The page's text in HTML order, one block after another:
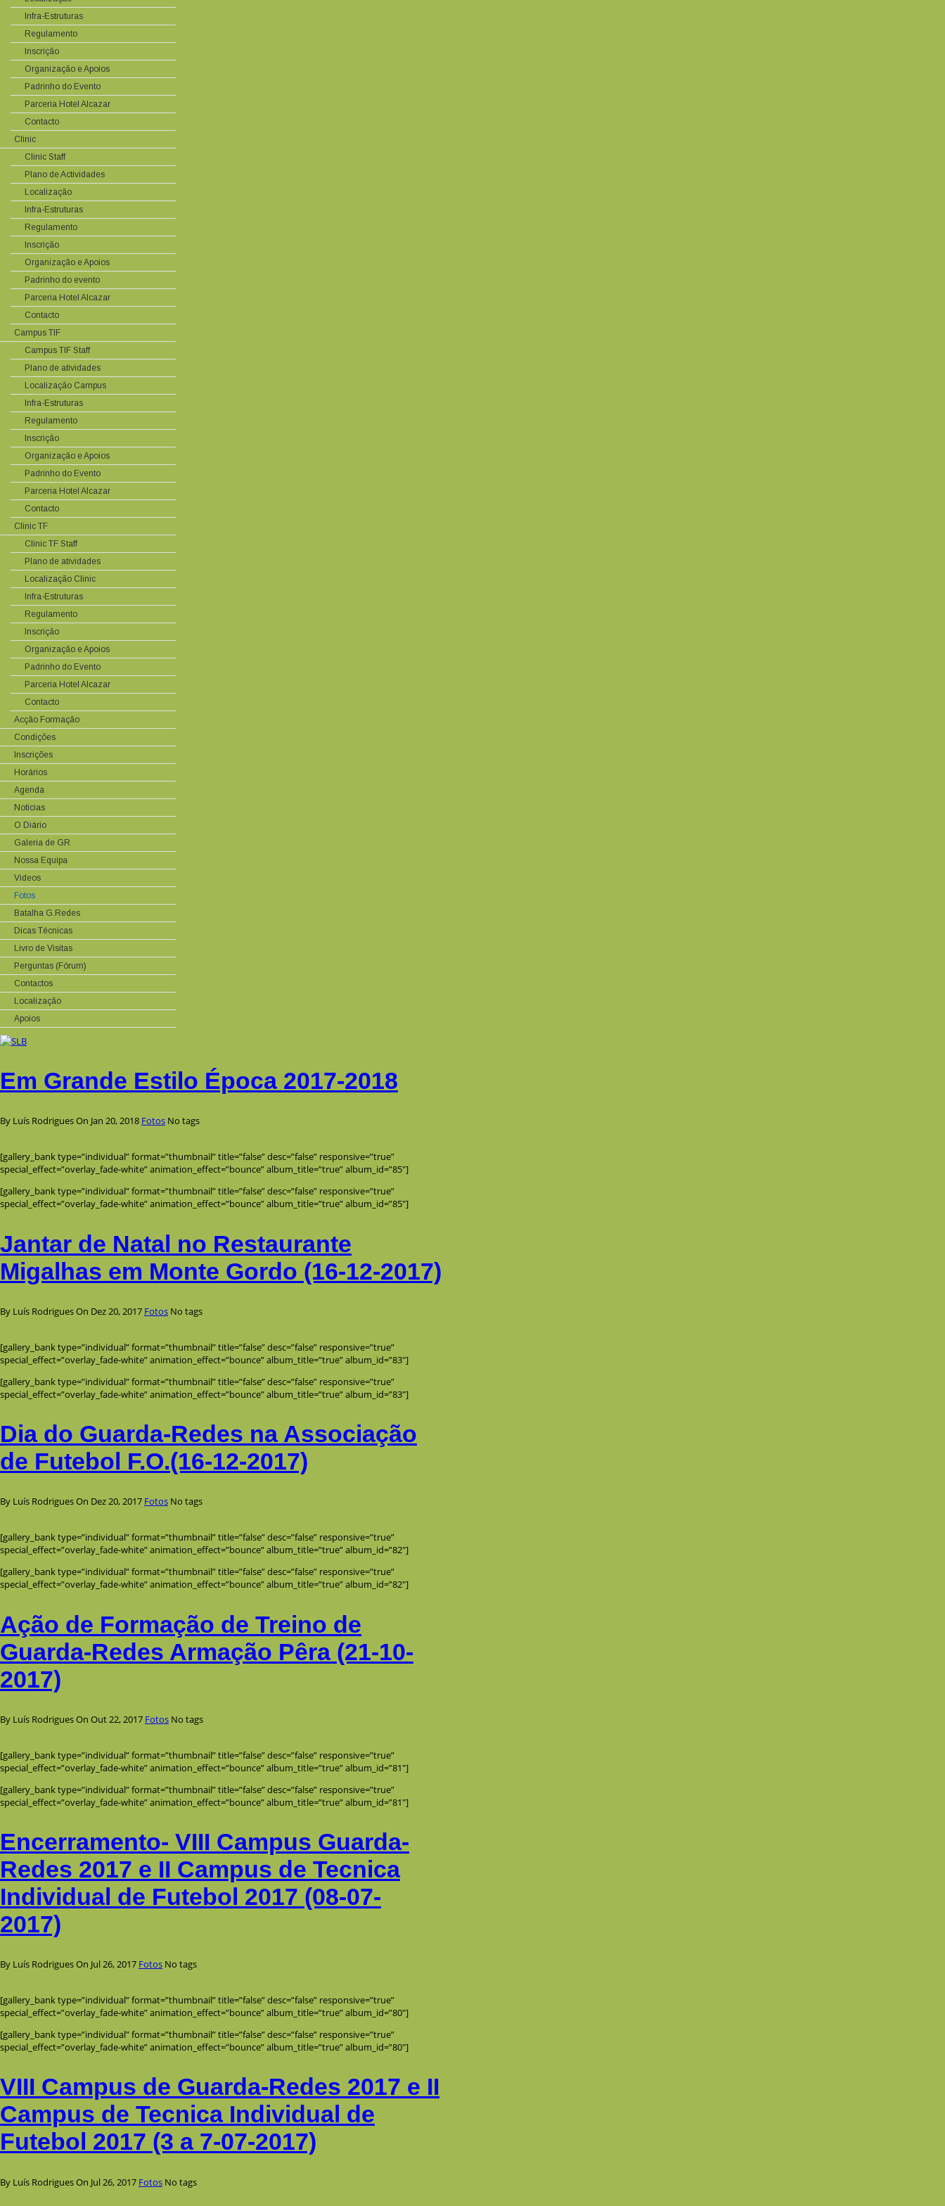
Infra-Estruturas
Regulamento
Inscrição
Organização e Apoios
Padrinho do Evento
Parceria Hotel Alcazar
Contacto
Clinic
Clinic Staff
Plano de Actividades
Localização
Infra-Estruturas
Regulamento
Inscrição
Organização e Apoios
Padrinho do evento
Parceria Hotel Alcazar
Contacto
Campus TIF
Campus TIF Staff
Plano de atividades
Localização Campus
Infra-Estruturas
Regulamento
Inscrição
Organização e Apoios
Padrinho do Evento
Parceria Hotel Alcazar
Contacto
Clinic TF
Clinic TF Staff
Plano de atividades
Localização Clinic
Infra-Estruturas
Regulamento
Inscrição
Organização e Apoios
Padrinho do Evento
Parceria Hotel Alcazar
Contacto
Acção Formação
Condições
Inscrições
Horários
Agenda
Notícias
O Diário
Galeria de GR
Nossa Equipa
Videos
Fotos
Batalha G.Redes
Dicas Técnicas
Livro de Visitas
Perguntas (Fórum)
Contactos
Localização
Apoios
Em Grande Estilo Época 2017-2018
By Luís RodriguesOn Jan 20, 2018 Fotos No tags
[gallery_bank type=”individual” format=”thumbnail” title=”false” desc=”false” responsive=”true”
special_effect=”overlay_fade-white” animation_effect=”bounce” album_title=”true” album_id=”85″]
[gallery_bank type=”individual” format=”thumbnail” title=”false” desc=”false” responsive=”true”
special_effect=”overlay_fade-white” animation_effect=”bounce” album_title=”true” album_id=”85″]
Jantar de Natal no Restaurante
Migalhas em Monte Gordo (16-12-2017)
By Luís RodriguesOn Dez 20, 2017 Fotos No tags
[gallery_bank type=”individual” format=”thumbnail” title=”false” desc=”false” responsive=”true”
special_effect=”overlay_fade-white” animation_effect=”bounce” album_title=”true” album_id=”83″]
[gallery_bank type=”individual” format=”thumbnail” title=”false” desc=”false” responsive=”true”
special_effect=”overlay_fade-white” animation_effect=”bounce” album_title=”true” album_id=”83″]
Dia do Guarda-Redes na Associação
de Futebol F.O.(16-12-2017)
By Luís RodriguesOn Dez 20, 2017 Fotos No tags
[gallery_bank type=”individual” format=”thumbnail” title=”false” desc=”false” responsive=”true”
special_effect=”overlay_fade-white” animation_effect=”bounce” album_title=”true” album_id=”82″]
[gallery_bank type=”individual” format=”thumbnail” title=”false” desc=”false” responsive=”true”
special_effect=”overlay_fade-white” animation_effect=”bounce” album_title=”true” album_id=”82″]
Ação de Formação de Treino de
Guarda-Redes Armação Pêra (21-10-
2017)
By Luís RodriguesOn Out 22, 2017 Fotos No tags
[gallery_bank type=”individual” format=”thumbnail” title=”false” desc=”false” responsive=”true”
special_effect=”overlay_fade-white” animation_effect=”bounce” album_title=”true” album_id=”81″]
[gallery_bank type=”individual” format=”thumbnail” title=”false” desc=”false” responsive=”true”
special_effect=”overlay_fade-white” animation_effect=”bounce” album_title=”true” album_id=”81″]
Encerramento- VIII Campus Guarda-
Redes 2017 e II Campus de Tecnica
Individual de Futebol 2017 (08-07-
2017)
By Luís RodriguesOn Jul 26, 2017 Fotos No tags
[gallery_bank type=”individual” format=”thumbnail” title=”false” desc=”false” responsive=”true”
special_effect=”overlay_fade-white” animation_effect=”bounce” album_title=”true” album_id=”80″]
[gallery_bank type=”individual” format=”thumbnail” title=”false” desc=”false” responsive=”true”
special_effect=”overlay_fade-white” animation_effect=”bounce” album_title=”true” album_id=”80″]
VIII Campus de Guarda-Redes 2017 e II
Campus de Tecnica Individual de
Futebol 2017 (3 a 7-07-2017)
By Luís RodriguesOn Jul 26, 2017 Fotos No tags